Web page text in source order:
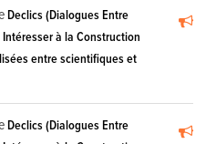
Declics (Dialogues Entre
à la Construction
entre scientifiques et
Declics (Dialogues Entre